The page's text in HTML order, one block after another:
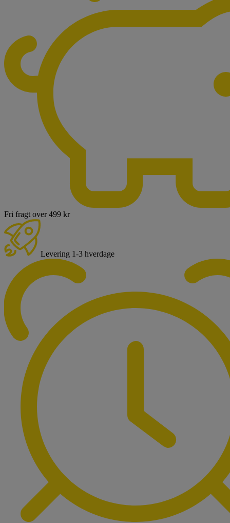
Fri fragt over 499 kr
Levering 1-3 hverdage